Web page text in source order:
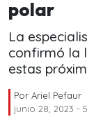
polar
La
confirmó la
estas
Por Ariel Pefaur
junio 28, 2023 -